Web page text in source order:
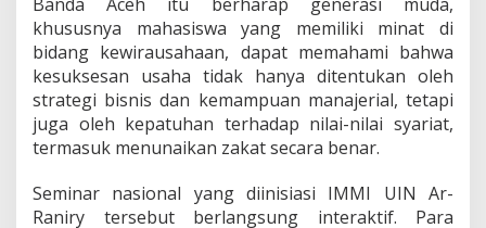
Banda Aceh itu berharap generasi muda,
khususnya mahasiswa yang memiliki minat di
bidang kewirausahaan, dapat memahami bahwa
kesuksesan usaha tidak hanya ditentukan oleh
strategi bisnis dan kemampuan manajerial, tetapi
juga oleh kepatuhan terhadap nilai-nilai syariat,
termasuk menunaikan zakat secara benar.
Seminar nasional yang diinisiasi IMMI UIN Ar-
Raniry tersebut berlangsung interaktif. Para